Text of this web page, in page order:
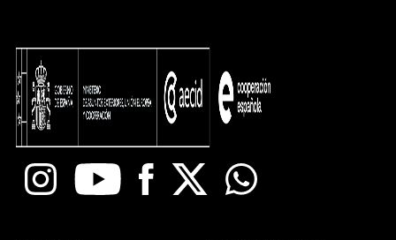
InstagramYoutube Facebook
X Whatsapp